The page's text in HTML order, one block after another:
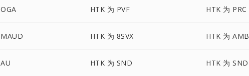
HTK 为 PVF HTK 为 PRC
HTK 为 8SVX HTK 为 AMB
HTK 为 SND HTK 为